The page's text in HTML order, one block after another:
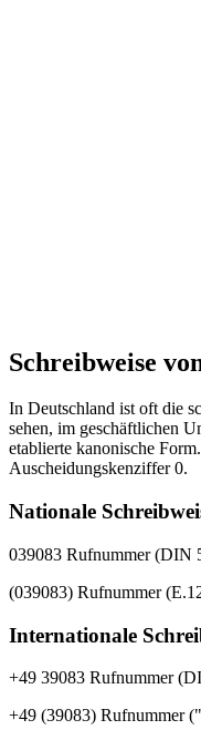
Schreibweise
In Deutschland ist oft die
sehen, im geschäftlichen
etablierte kanonische
Auscheidungskenziffer 0.
Nationale
039083 Rufnummer (DIN
(039083) Rufnummer
Internationale
+49 39083 Rufnummer
+49 (39083) Rufnummer